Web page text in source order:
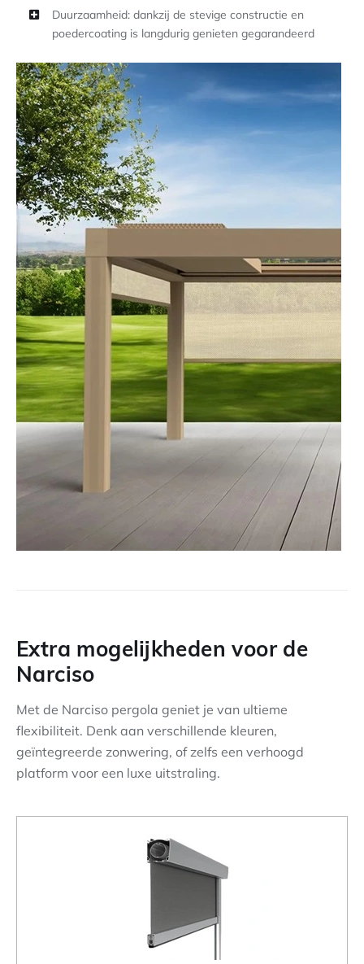
Duurzaamheid: dankzij de stevige constructie en
poedercoating is langdurig genieten gegarandeerd
Extra mogelijkheden voor de
Narciso
Met de Narciso pergola geniet je van ultieme
flexibiliteit. Denk aan verschillende kleuren,
geïntegreerde zonwering, of zelfs een verhoogd
platform voor een luxe uitstraling.